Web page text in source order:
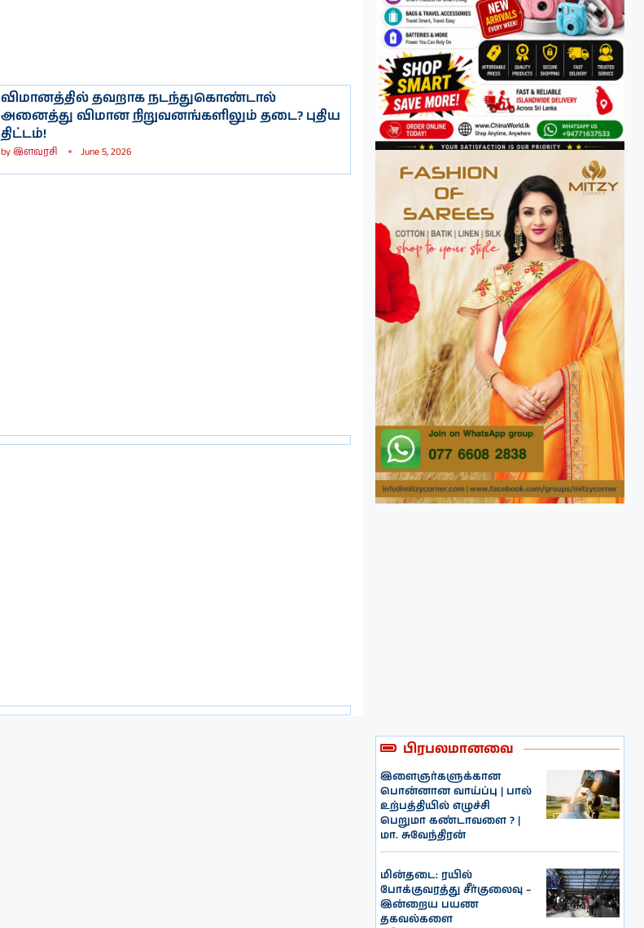
விமானத்தில் தவறாக நடந்துகொண்டால்
அனைத்து விமான நிறுவனங்களிலும் தடை? புதிய
திட்டம்!
byஇளவரசி June 5, 2026
பிரபலமானவை
இளைஞர்களுக்கான
பொன்னான வாய்ப்பு | பால்
உற்பத்தியில் எழுச்சி
பெறுமா கண்டாவளை ? |
மா. சுவேந்திரன்
மின்தடை: ரயில்
போக்குவரத்து சீர்குலைவு –
இன்றைய பயண
தகவல்களை